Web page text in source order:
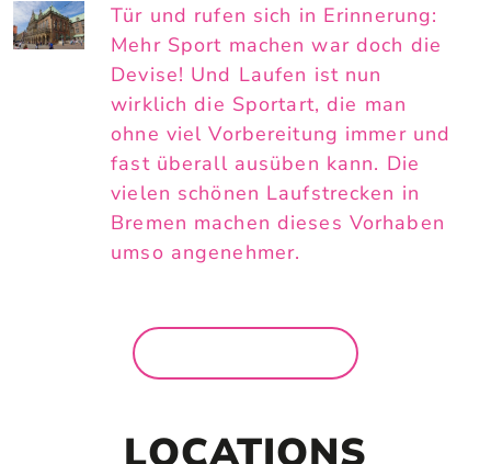
Tür und rufen sich in Erinnerung:
Mehr Sport machen war doch die
Devise! Und Laufen ist nun
wirklich die Sportart, die man
ohne viel Vorbereitung immer und
fast überall ausüben kann. Die
vielen schönen Laufstrecken in
Bremen machen dieses Vorhaben
umso angenehmer.